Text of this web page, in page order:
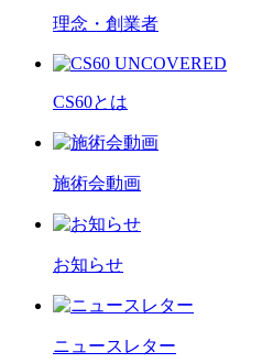
理念・創業者
CS60とは
施術会動画
お知らせ
ニュースレター